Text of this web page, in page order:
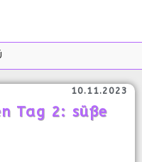
10.11.2023
Tag 2: süße